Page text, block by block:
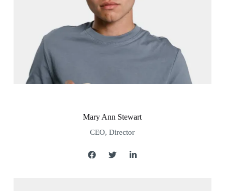
Mary Ann Stewart
CEO, Director